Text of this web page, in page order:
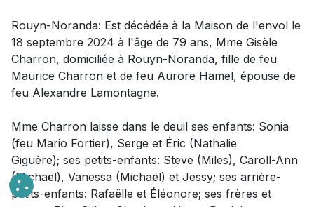
Rouyn-Noranda: Est décédée à la Maison de l'envol le
18 septembre 2024 à l'âge de 79 ans, Mme Gisèle
Charron, domiciliée à Rouyn-Noranda, fille de feu
Maurice Charron et de feu Aurore Hamel, épouse de
feu Alexandre Lamontagne.
Mme Charron laisse dans le deuil ses enfants: Sonia
(feu Mario Fortier), Serge et Éric (Nathalie
Giguère); ses petits-enfants: Steve (Miles), Caroll-Ann
(Michaël), Vanessa (Michaël) et Jessy; ses arrière-
petits-enfants: Rafaëlle et Éléonore; ses frères et